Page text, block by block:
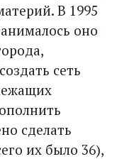
В 1995
оно
сеть
сделать
их было 36),